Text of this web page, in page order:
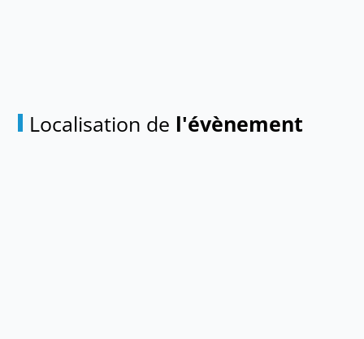
Localisation de l'évènement